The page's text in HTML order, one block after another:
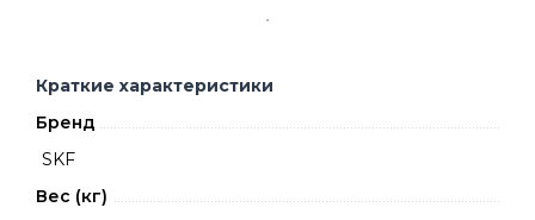
Краткие характеристики
Бренд
SKF
Вес (кг)